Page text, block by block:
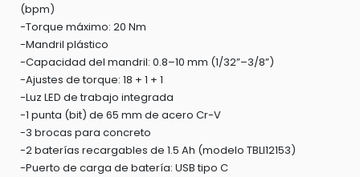
TIDLI12206
cantidad
(bpm)
-Torque máximo: 20 Nm
-Mandril plástico
-Capacidad del mandril: 0.8–10 mm (1/32”–3/8”)
-Ajustes de torque: 18 + 1 + 1
-Luz LED de trabajo integrada
-1 punta (bit) de 65 mm de acero Cr-V
-3 brocas para concreto
-2 baterías recargables de 1.5 Ah (modelo TBLI12153)
-Puerto de carga de batería: USB tipo C